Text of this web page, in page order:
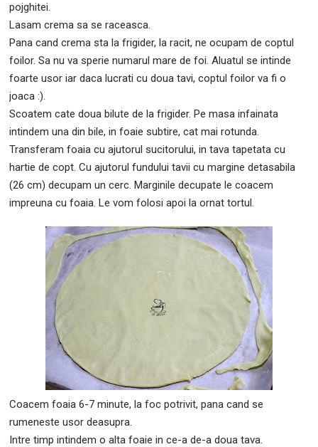
pojghitei.
Lasam crema sa se raceasca.
Pana cand crema sta la frigider, la racit, ne ocupam de coptul
foilor. Sa nu va sperie numarul mare de foi. Aluatul se intinde
foarte usor iar daca lucrati cu doua tavi, coptul foilor va fi o
joaca :).
Scoatem cate doua bilute de la frigider. Pe masa infainata
intindem una din bile, in foaie subtire, cat mai rotunda.
Transferam foaia cu ajutorul sucitorului, in tava tapetata cu
hartie de copt. Cu ajutorul fundului tavii cu margine detasabila
(26 cm) decupam un cerc. Marginile decupate le coacem
impreuna cu foaia. Le vom folosi apoi la ornat tortul.
Coacem foaia 6-7 minute, la foc potrivit, pana cand se
rumeneste usor deasupra.
Intre timp intindem o alta foaie in ce-a de-a doua tava.